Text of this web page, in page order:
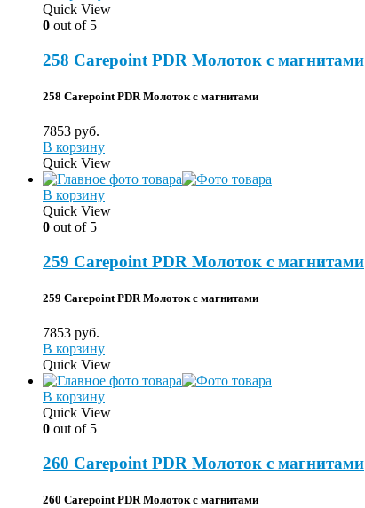
Quick View
0 out of 5
258 Carepoint PDR Молоток с магнитами
258 Carepoint PDR Молоток с магнитами
7853 руб.
В корзину
Quick View
В корзину
Quick View
0 out of 5
259 Carepoint PDR Молоток с магнитами
259 Carepoint PDR Молоток с магнитами
7853 руб.
В корзину
Quick View
В корзину
Quick View
0 out of 5
260 Carepoint PDR Молоток с магнитами
260 Carepoint PDR Молоток с магнитами